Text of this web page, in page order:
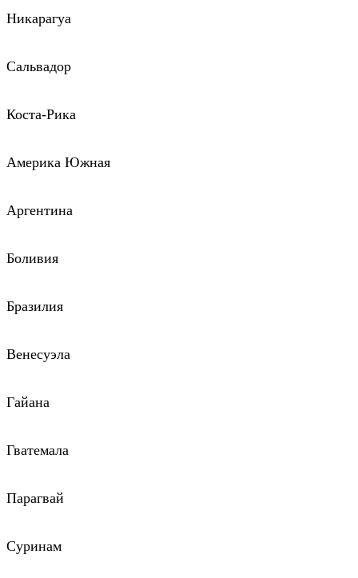
Никарагуа
Сальвадор
Коста-Рика
Америка Южная
Аргентина
Боливия
Бразилия
Венесуэла
Гайана
Гватемала
Парагвай
Суринам